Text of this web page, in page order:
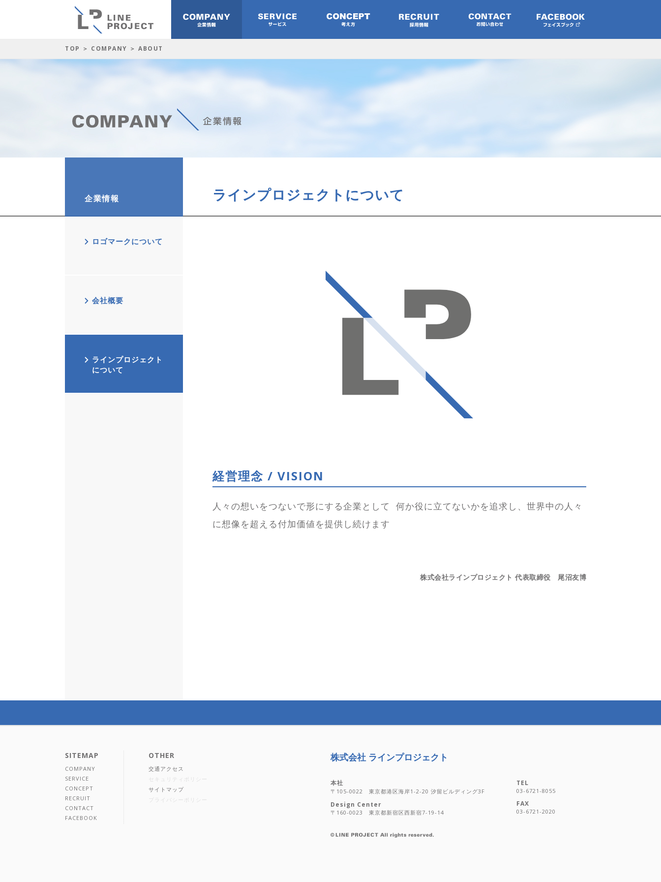
TOP ＞ COMPANY ＞ ABOUT
ラインプロジェクトについて
経営理念 / VISION
人々の想いをつないで形にする企業として 何か役に立てないかを追求し、世界中の人々
に想像を超える付加価値を提供し続けます
株式会社ラインプロジェクト 代表取締役 尾沼友博
企業情報
ロゴマークについて
会社概要
ラインプロジェクト
について
SITEMAP
COMPANY
SERVICE
CONCEPT
RECRUIT
CONTACT
FACEBOOK
OTHER
交通アクセス
セキュリティポリシー
サイトマップ
プライバシーポリシー
株式会社 ラインプロジェクト
本社
〒105-0022 東京都港区海岸1-2-20 汐留ビルディング3F
Design Center
〒160-0023 東京都新宿区西新宿7-19-14
TEL
03-6721-8055
FAX
03-6721-2020